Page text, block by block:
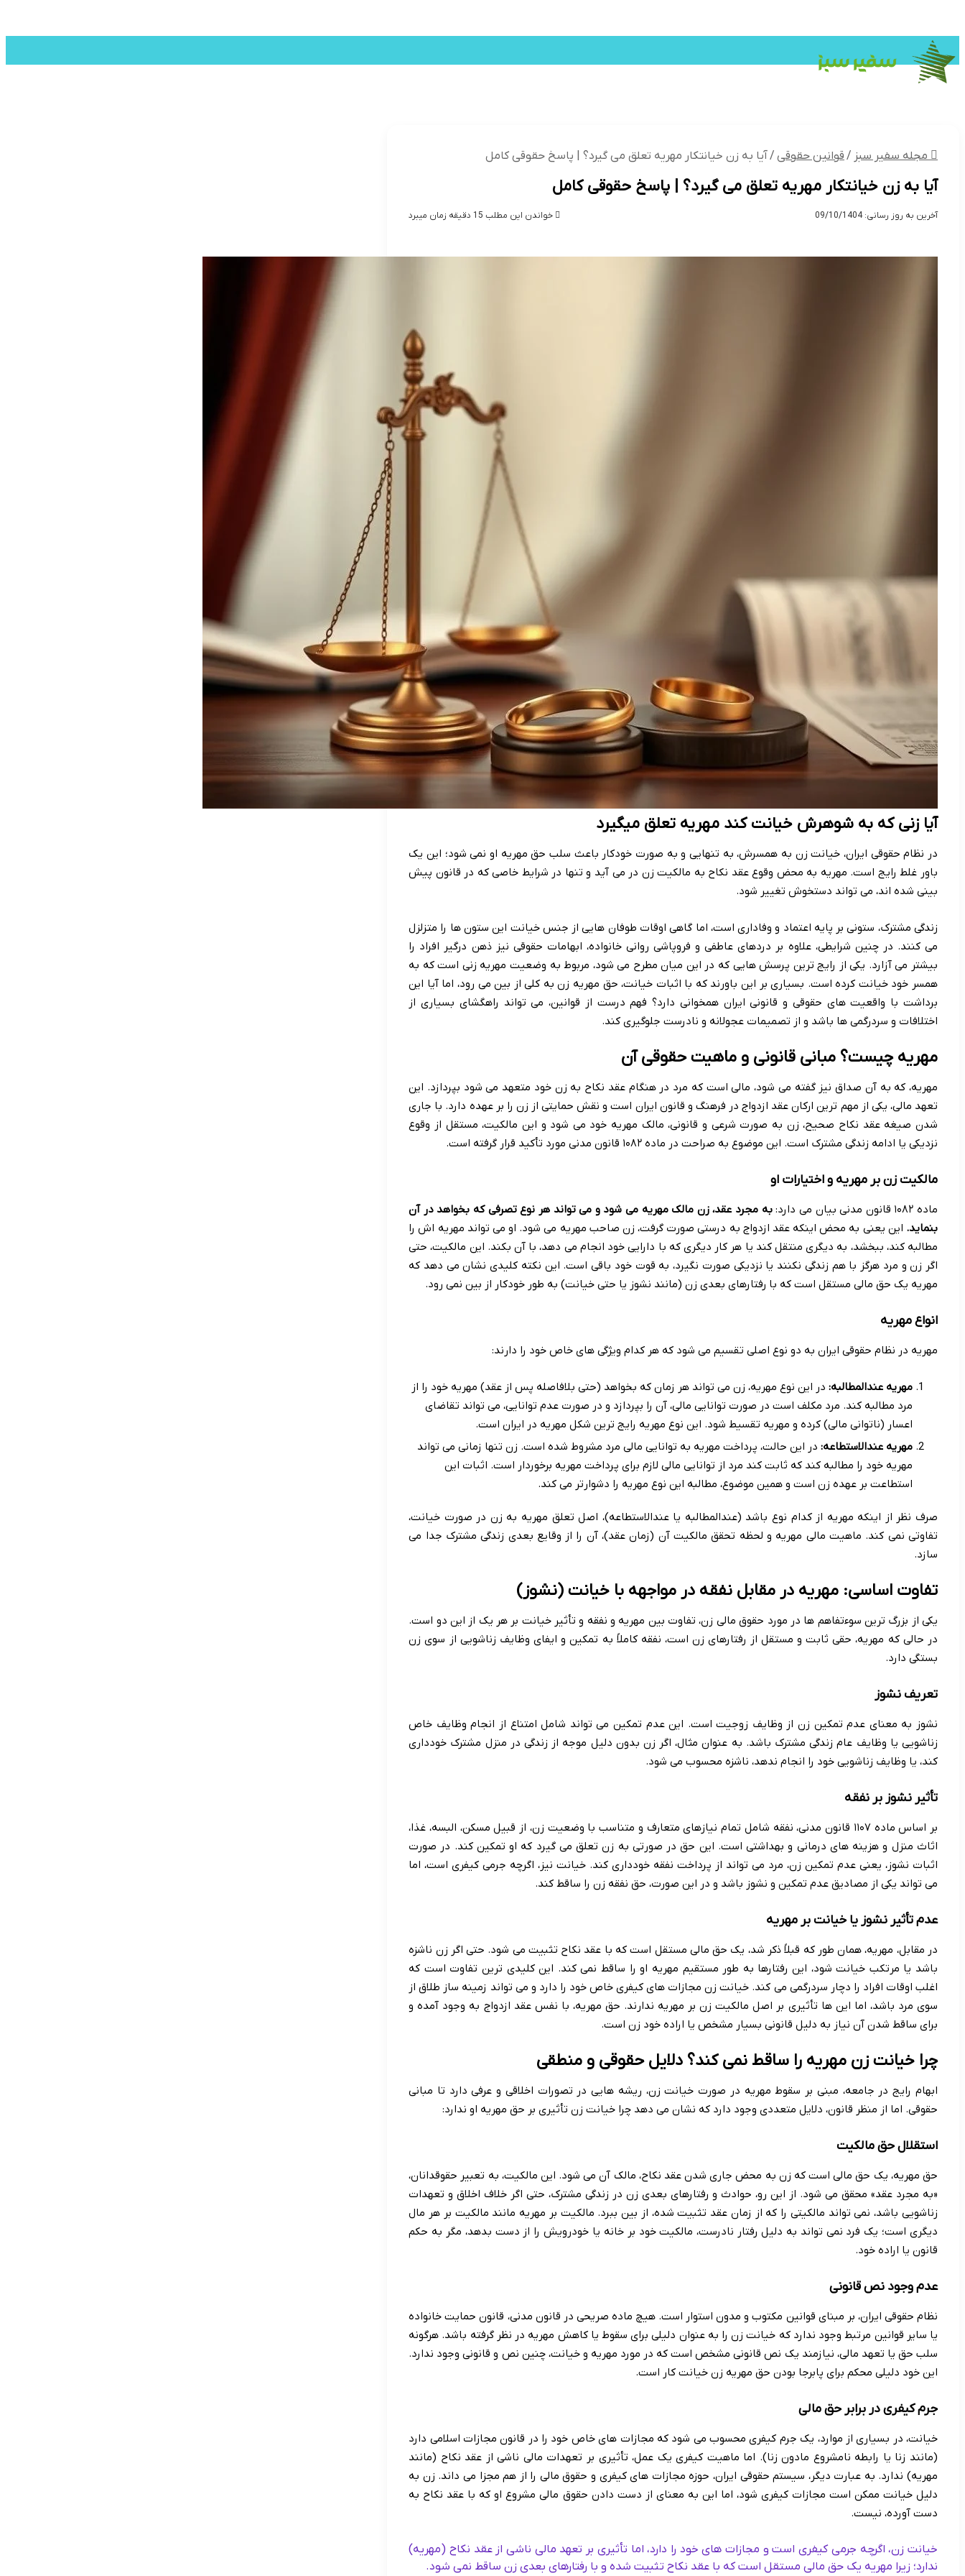
مجله سفیر سبز /قوانین حقوقی /آیا به زن خیانتکار مهریه تعلق می گیرد؟ | پاسخ حقوقی کامل
آیا به زن خیانتکار مهریه تعلق می گیرد؟ | پاسخ حقوقی کامل
آخرین به روز رسانی: 09/10/1404 خواندن این مطلب 15 دقیقه زمان میبرد
آیا زنی که به شوهرش خیانت کند مهریه تعلق میگیرد
در نظام حقوقی ایران، خیانت زن به همسرش، به تنهایی و به صورت خودکار باعث سلب حق مهریه او نمی شود؛ این یک
باور غلط رایج است. مهریه به محض وقوع عقد نکاح به مالکیت زن در می آید و تنها در شرایط خاصی که در قانون پیش
بینی شده اند، می تواند دستخوش تغییر شود.
زندگی مشترک، ستونی بر پایه اعتماد و وفاداری است، اما گاهی اوقات طوفان هایی از جنس خیانت این ستون ها را متزلزل
می کنند. در چنین شرایطی، علاوه بر دردهای عاطفی و فروپاشی روانی خانواده، ابهامات حقوقی نیز ذهن درگیر افراد را
بیشتر می آزارد. یکی از رایج ترین پرسش هایی که در این میان مطرح می شود، مربوط به وضعیت مهریه زنی است که به
همسر خود خیانت کرده است. بسیاری بر این باورند که با اثبات خیانت، حق مهریه زن به کلی از بین می رود، اما آیا این
برداشت با واقعیت های حقوقی و قانونی ایران همخوانی دارد؟ فهم درست از قوانین، می تواند راهگشای بسیاری از
اختلافات و سردرگمی ها باشد و از تصمیمات عجولانه و نادرست جلوگیری کند.
مهریه چیست؟ مبانی قانونی و ماهیت حقوقی آن
مهریه، که به آن صداق نیز گفته می شود، مالی است که مرد در هنگام عقد نکاح به زن خود متعهد می شود بپردازد. این
تعهد مالی، یکی از مهم ترین ارکان عقد ازدواج در فرهنگ و قانون ایران است و نقش حمایتی از زن را بر عهده دارد. با جاری
شدن صیغه عقد نکاح صحیح، زن به صورت شرعی و قانونی، مالک مهریه خود می شود و این مالکیت، مستقل از وقوع
نزدیکی یا ادامه زندگی مشترک است. این موضوع به صراحت در ماده ۱۰۸۲ قانون مدنی مورد تأکید قرار گرفته است.
مالکیت زن بر مهریه و اختیارات او
ماده ۱۰۸۲ قانون مدنی بیان می دارد:
به مجرد عقد، زن مالک مهریه می شود و می تواند هر نوع تصرفی که بخواهد در آن
بنماید. این یعنی به محض اینکه عقد ازدواج به درستی صورت گرفت، زن صاحب مهریه می شود. او می تواند مهریه اش را
مطالبه کند، ببخشد، به دیگری منتقل کند یا هر کار دیگری که با دارایی خود انجام می دهد، با آن بکند. این مالکیت، حتی
اگر زن و مرد هرگز با هم زندگی نکنند یا نزدیکی صورت نگیرد، به قوت خود باقی است. این نکته کلیدی نشان می دهد که
مهریه یک حق مالی مستقل است که با رفتارهای بعدی زن (مانند نشوز یا حتی خیانت) به طور خودکار از بین نمی رود.
انواع مهریه
مهریه در نظام حقوقی ایران به دو نوع اصلی تقسیم می شود که هر کدام ویژگی های خاص خود را دارند:
مهریه عندالمطالبه: در این نوع مهریه، زن می تواند هر زمان که بخواهد (حتی بلافاصله پس از عقد) مهریه خود را از
مرد مطالبه کند. مرد مکلف است در صورت توانایی مالی، آن را بپردازد و در صورت عدم توانایی، می تواند تقاضای
اعسار (ناتوانی مالی) کرده و مهریه تقسیط شود. این نوع مهریه رایج ترین شکل مهریه در ایران است.
مهریه عندالاستطاعه: در این حالت، پرداخت مهریه به توانایی مالی مرد مشروط شده است. زن تنها زمانی می تواند
مهریه خود را مطالبه کند که ثابت کند مرد از توانایی مالی لازم برای پرداخت مهریه برخوردار است. اثبات این
استطاعت بر عهده زن است و همین موضوع، مطالبه این نوع مهریه را دشوارتر می کند.
صرف نظر از اینکه مهریه از کدام نوع باشد (عندالمطالبه یا عندالاستطاعه)، اصل تعلق مهریه به زن در صورت خیانت،
تفاوتی نمی کند. ماهیت مالی مهریه و لحظه تحقق مالکیت آن (زمان عقد)، آن را از وقایع بعدی زندگی مشترک جدا می
سازد.
تفاوت اساسی: مهریه در مقابل نفقه در مواجهه با خیانت (نشوز)
یکی از بزرگ ترین سوءتفاهم ها در مورد حقوق مالی زن، تفاوت بین مهریه و نفقه و تأثیر خیانت بر هر یک از این دو است.
در حالی که مهریه، حقی ثابت و مستقل از رفتارهای زن است، نفقه کاملاً به تمکین و ایفای وظایف زناشویی از سوی زن
بستگی دارد.
تعریف نشوز
نشوز به معنای عدم تمکین زن از وظایف زوجیت است. این عدم تمکین می تواند شامل امتناع از انجام وظایف خاص
زناشویی یا وظایف عام زندگی مشترک باشد. به عنوان مثال، اگر زن بدون دلیل موجه از زندگی در منزل مشترک خودداری
کند، یا وظایف زناشویی خود را انجام ندهد، ناشزه محسوب می شود.
تأثیر نشوز بر نفقه
بر اساس ماده ۱۱۰۷ قانون مدنی، نفقه شامل تمام نیازهای متعارف و متناسب با وضعیت زن، از قبیل مسکن، البسه، غذا،
اثاث منزل و هزینه های درمانی و بهداشتی است. این حق در صورتی به زن تعلق می گیرد که او تمکین کند. در صورت
اثبات نشوز، یعنی عدم تمکین زن، مرد می تواند از پرداخت نفقه خودداری کند. خیانت نیز، اگرچه جرمی کیفری است، اما
می تواند یکی از مصادیق عدم تمکین و نشوز باشد و در این صورت، حق نفقه زن را ساقط کند.
عدم تأثیر نشوز یا خیانت بر مهریه
در مقابل، مهریه، همان طور که قبلاً ذکر شد، یک حق مالی مستقل است که با عقد نکاح تثبیت می شود. حتی اگر زن ناشزه
باشد یا مرتکب خیانت شود، این رفتارها به طور مستقیم مهریه او را ساقط نمی کند. این کلیدی ترین تفاوت است که
اغلب اوقات افراد را دچار سردرگمی می کند. خیانت زن مجازات های کیفری خاص خود را دارد و می تواند زمینه ساز طلاق از
سوی مرد باشد، اما این ها تأثیری بر اصل مالکیت زن بر مهریه ندارند. حق مهریه، با نفس عقد ازدواج به وجود آمده و
برای ساقط شدن آن نیاز به دلیل قانونی بسیار مشخص یا اراده خود زن است.
چرا خیانت زن مهریه را ساقط نمی کند؟ دلایل حقوقی و منطقی
ابهام رایج در جامعه، مبنی بر سقوط مهریه در صورت خیانت زن، ریشه هایی در تصورات اخلاقی و عرفی دارد تا مبانی
حقوقی. اما از منظر قانون، دلایل متعددی وجود دارد که نشان می دهد چرا خیانت زن تأثیری بر حق مهریه او ندارد:
استقلال حق مالکیت
حق مهریه، یک حق مالی است که زن به محض جاری شدن عقد نکاح، مالک آن می شود. این مالکیت، به تعبیر حقوقدانان،
«به مجرد عقد» محقق می شود. از این رو، حوادث و رفتارهای بعدی زن در زندگی مشترک، حتی اگر خلاف اخلاق و تعهدات
زناشویی باشد، نمی تواند مالکیتی را که از زمان عقد تثبیت شده، از بین ببرد. مالکیت بر مهریه مانند مالکیت بر هر مال
دیگری است؛ یک فرد نمی تواند به دلیل رفتار نادرست، مالکیت خود بر خانه یا خودرویش را از دست بدهد، مگر به حکم
قانون یا اراده خود.
عدم وجود نص قانونی
نظام حقوقی ایران، بر مبنای قوانین مکتوب و مدون استوار است. هیچ ماده صریحی در قانون مدنی، قانون حمایت خانواده
یا سایر قوانین مرتبط وجود ندارد که خیانت زن را به عنوان دلیلی برای سقوط یا کاهش مهریه در نظر گرفته باشد. هرگونه
سلب حق یا تعهد مالی، نیازمند یک نص قانونی مشخص است که در مورد مهریه و خیانت، چنین نص و قانونی وجود ندارد.
این خود دلیلی محکم برای پابرجا بودن حق مهریه زن خیانت کار است.
جرم کیفری در برابر حق مالی
خیانت، در بسیاری از موارد، یک جرم کیفری محسوب می شود که مجازات های خاص خود را در قانون مجازات اسلامی دارد
(مانند زنا یا رابطه نامشروع مادون زنا). اما ماهیت کیفری یک عمل، تأثیری بر تعهدات مالی ناشی از عقد نکاح (مانند
مهریه) ندارد. به عبارت دیگر، سیستم حقوقی ایران، حوزه مجازات های کیفری و حقوق مالی را از هم مجزا می داند. زن به
دلیل خیانت ممکن است مجازات کیفری شود، اما این به معنای از دست دادن حقوق مالی مشروع او که با عقد نکاح به
دست آورده، نیست.
خیانت زن، اگرچه جرمی کیفری است و مجازات های خود را دارد، اما تأثیری بر تعهد مالی ناشی از عقد نکاح (مهریه)
ندارد؛ زیرا مهریه یک حق مالی مستقل است که با عقد نکاح تثبیت شده و با رفتارهای بعدی زن ساقط نمی شود.